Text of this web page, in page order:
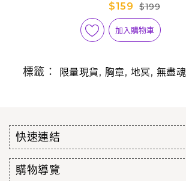
$159
$199
加入購物車
標籤： 限量現貨, 胸章, 地冥, 無盡魂
快速連結
購物導覽